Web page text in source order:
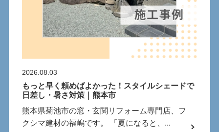
2026.08.03
もっと早く頼めばよかった！スタイルシェードで
日差し・暑さ対策｜熊本市
熊本県菊池市の窓・玄関リフォーム専門店、フ
クシマ建材の福嶋です。 「夏になると、...